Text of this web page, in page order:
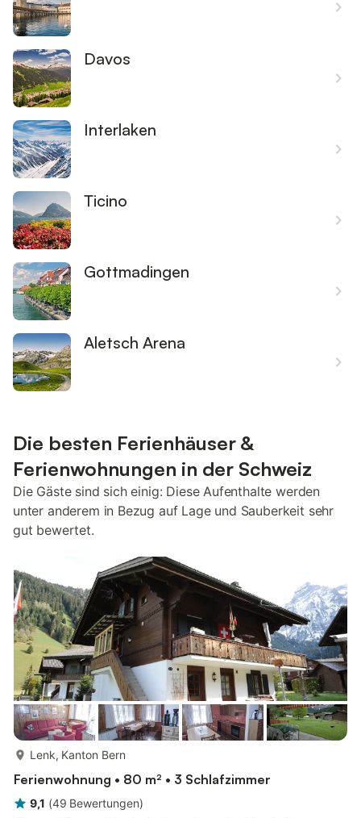
Davos
Interlaken
Ticino
Gottmadingen
Aletsch Arena
Die besten Ferienhäuser &
Ferienwohnungen in der Schweiz
Die Gäste sind sich einig: Diese Aufenthalte werden
unter anderem in Bezug auf Lage und Sauberkeit sehr
gut bewertet.
Lenk, Kanton Bern
Ferienwohnung • 80 m² • 3 Schlafzimmer
9,1 (49 Bewertungen)